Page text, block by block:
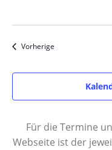
VorherigeVeranstaltungen
Für die Termine
Webseite ist der